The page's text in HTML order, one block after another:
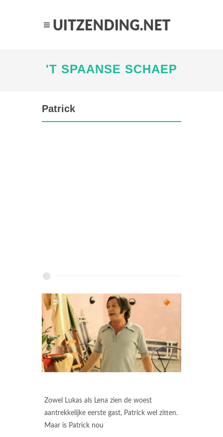
'T SPAANSE SCHAEP
Patrick
Zowel Lukas als Lena zien de woest
aantrekkelijke eerste gast, Patrick wel zitten.
Maar is Patrick nou